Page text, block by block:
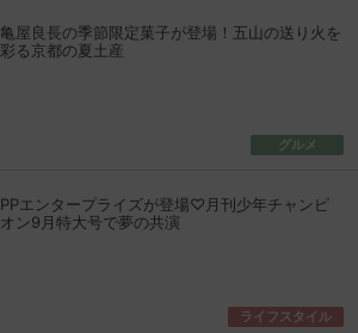
亀屋良長の季節限定菓子が登場！五山の送り火を
彩る京都の夏土産
グルメ
PPエンタープライズが登場♡月刊少年チャンピ
オン9月特大号で夢の共演
ライフスタイル